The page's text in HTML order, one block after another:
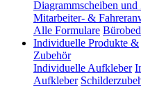
Diagrammscheiben und
Mitarbeiter- &
Alle Formulare
Individuelle Produkte &
Zubehör
Individuelle Aufkleber
Aufkleber